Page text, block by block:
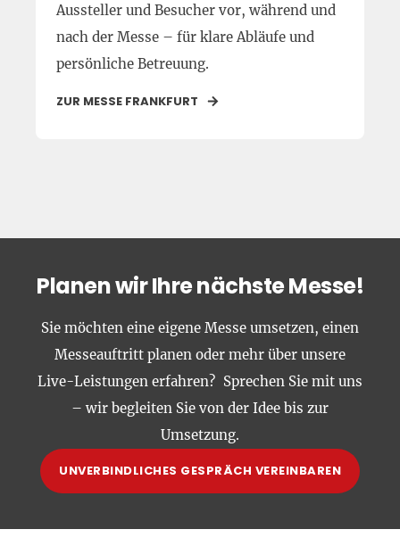
Aussteller und Besucher vor, während und
nach der Messe – für klare Abläufe und
persönliche Betreuung.
ZUR MESSE FRANKFURT
Planen wir Ihre nächste Messe!
Sie möchten eine eigene Messe umsetzen, einen
Messeauftritt planen oder mehr über unsere
Live-Leistungen erfahren? Sprechen Sie mit uns
– wir begleiten Sie von der Idee bis zur
Umsetzung.
UNVERBINDLICHES GESPRÄCH VEREINBAREN